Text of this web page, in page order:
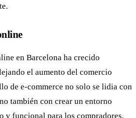
en Barcelona ha crecido
el aumento del comercio
de e-commerce no solo se lidia con
también con crear un entorno
y funcional para los compradores.